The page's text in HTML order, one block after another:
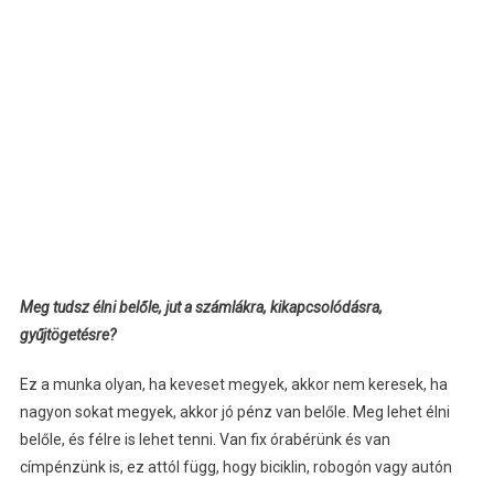
Meg tudsz élni belőle, jut a számlákra, kikapcsolódásra,
gyűjtögetésre?
Ez a munka olyan, ha keveset megyek, akkor nem keresek, ha
nagyon sokat megyek, akkor jó pénz van belőle. Meg lehet élni
belőle, és félre is lehet tenni. Van fix órabérünk és van
címpénzünk is, ez attól függ, hogy biciklin, robogón vagy autón